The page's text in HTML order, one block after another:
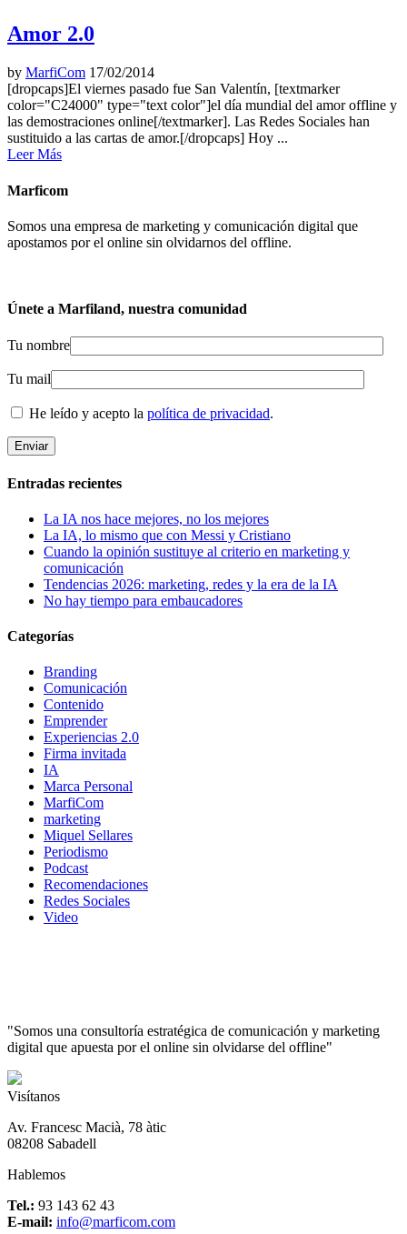
Amor 2.0
by MarfiCom 17/02/2014
[dropcaps]El viernes pasado fue San Valentín, [textmarker
color="C24000" type="text color"]el día mundial del amor offline y
las demostraciones online[/textmarker]. Las Redes Sociales han
sustituido a las cartas de amor.[/dropcaps] Hoy ...
Leer Más
Marficom
Somos una empresa de marketing y comunicación digital que
apostamos por el online sin olvidarnos del offline.
Únete a Marfiland, nuestra comunidad
Tu nombre
Tu mail
He leído y acepto la política de privacidad.
Entradas recientes
La IA nos hace mejores, no los mejores
La IA, lo mismo que con Messi y Cristiano
Cuando la opinión sustituye al criterio en marketing y
comunicación
Tendencias 2026: marketing, redes y la era de la IA
No hay tiempo para embaucadores
Categorías
Branding
Comunicación
Contenido
Emprender
Experiencias 2.0
Firma invitada
IA
Marca Personal
MarfiCom
marketing
Miquel Sellares
Periodismo
Podcast
Recomendaciones
Redes Sociales
Video
"Somos una consultoría estratégica de comunicación y marketing
digital que apuesta por el online sin olvidarse del offline"
Visítanos
Av. Francesc Macià, 78 àtic
08208 Sabadell
Hablemos
Tel.: 93 143 62 43
E-mail: info@marficom.com